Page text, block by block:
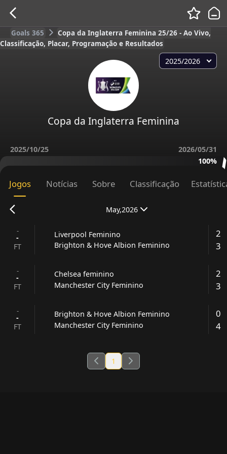
Goals 365
Copa da Inglaterra Feminina 25/26 - Ao Vivo,
Classificação, Placar, Programação e Resultados
2025/2026
Copa da Inglaterra Feminina
2025/10/25
2026/05/31
100%
Jogos Notícias Sobre Classificação
May,2026
-
-
FT
Liverpool Feminino
Brighton & Hove Albion Feminino
2
3
-
-
FT
Chelsea feminino
Manchester City Feminino
2
3
-
-
FT
Brighton & Hove Albion Feminino
Manchester City Feminino
0
4
1